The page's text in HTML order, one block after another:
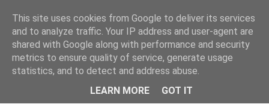
MENU
This site uses cookies from Google to deliver its services
and to analyze traffic. Your IP address and user-agent are
shared with Google along with performance and security
metrics to ensure quality of service, generate usage
statistics, and to detect and address abuse.
LEARN MORE
GOT IT